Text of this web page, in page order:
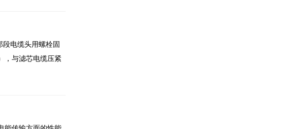
电缆头用螺栓固
，与滤芯电缆压紧